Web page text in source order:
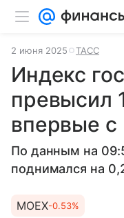
2 июня 2025 ТАСС
Индекс
превысил
впервые с
По данным на
поднимался на
MOEX-0.53%